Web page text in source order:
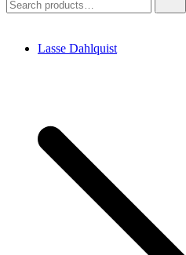
for:
Lasse Dahlquist